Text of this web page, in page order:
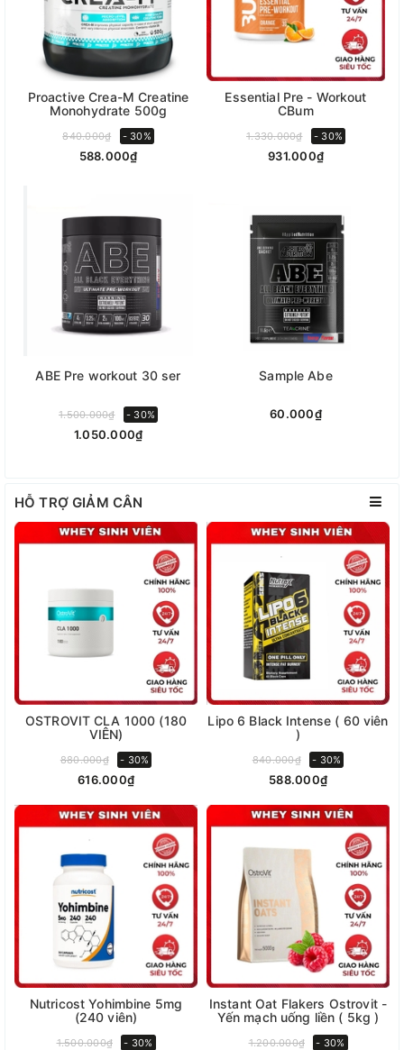
Proactive Crea-M Creatine
Monohydrate 500g
840.000₫ - 30%
588.000₫
ABE Pre workout 30 ser
1.500.000₫ - 30%
1.050.000₫
Essential Pre - Workout
CBum
1.330.000₫ - 30%
931.000₫
Sample Abe
60.000₫
HỖ TRỢ GIẢM CÂN
OSTROVIT CLA 1000 (180
VIÊN)
880.000₫ - 30%
616.000₫
Nutricost Yohimbine 5mg
(240 viên)
1.500.000₫ - 30%
Lipo 6 Black Intense ( 60 viên
)
840.000₫ - 30%
588.000₫
Instant Oat Flakers Ostrovit -
Yến mạch uống liền ( 5kg )
1.200.000₫ - 30%